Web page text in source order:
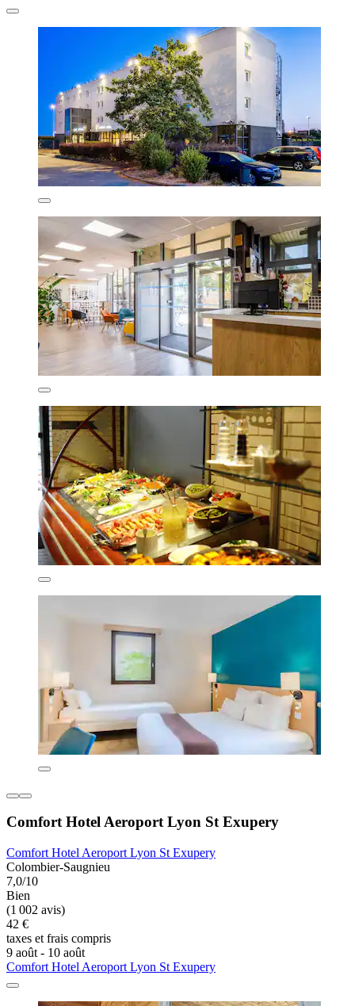
Comfort Hotel Aeroport Lyon St Exupery
Comfort Hotel Aeroport Lyon St Exupery
Colombier-Saugnieu
7,0/10
Bien
(1 002 avis)
42 €
taxes et frais compris
9 août - 10 août
Comfort Hotel Aeroport Lyon St Exupery